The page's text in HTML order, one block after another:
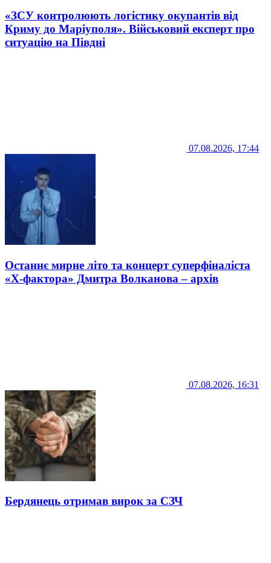
«ЗСУ контролюють логістику окупантів від
Криму до Маріуполя». Військовий експерт про
ситуацію на Півдні
07.08.2026, 17:44
Останнє мирне літо та концерт суперфіналіста
«Х-фактора» Дмитра Волканова – архів
07.08.2026, 16:31
Бердянець отримав вирок за СЗЧ